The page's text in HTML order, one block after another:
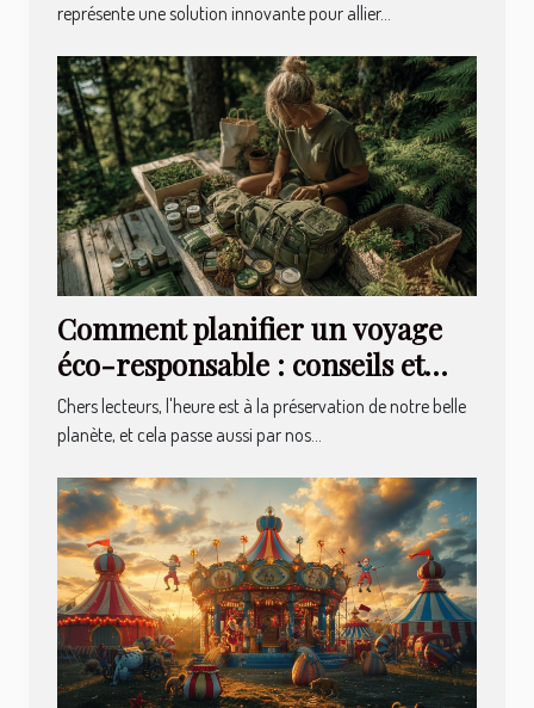
représente une solution innovante pour allier...
Comment planifier un voyage
éco-responsable : conseils et
astuces
Chers lecteurs, l'heure est à la préservation de notre belle
planète, et cela passe aussi par nos...